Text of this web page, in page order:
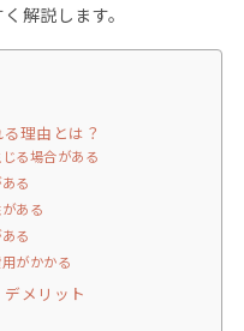
解説します。
理由とは？
る場合がある
る
ある
る
がかかる
メリット